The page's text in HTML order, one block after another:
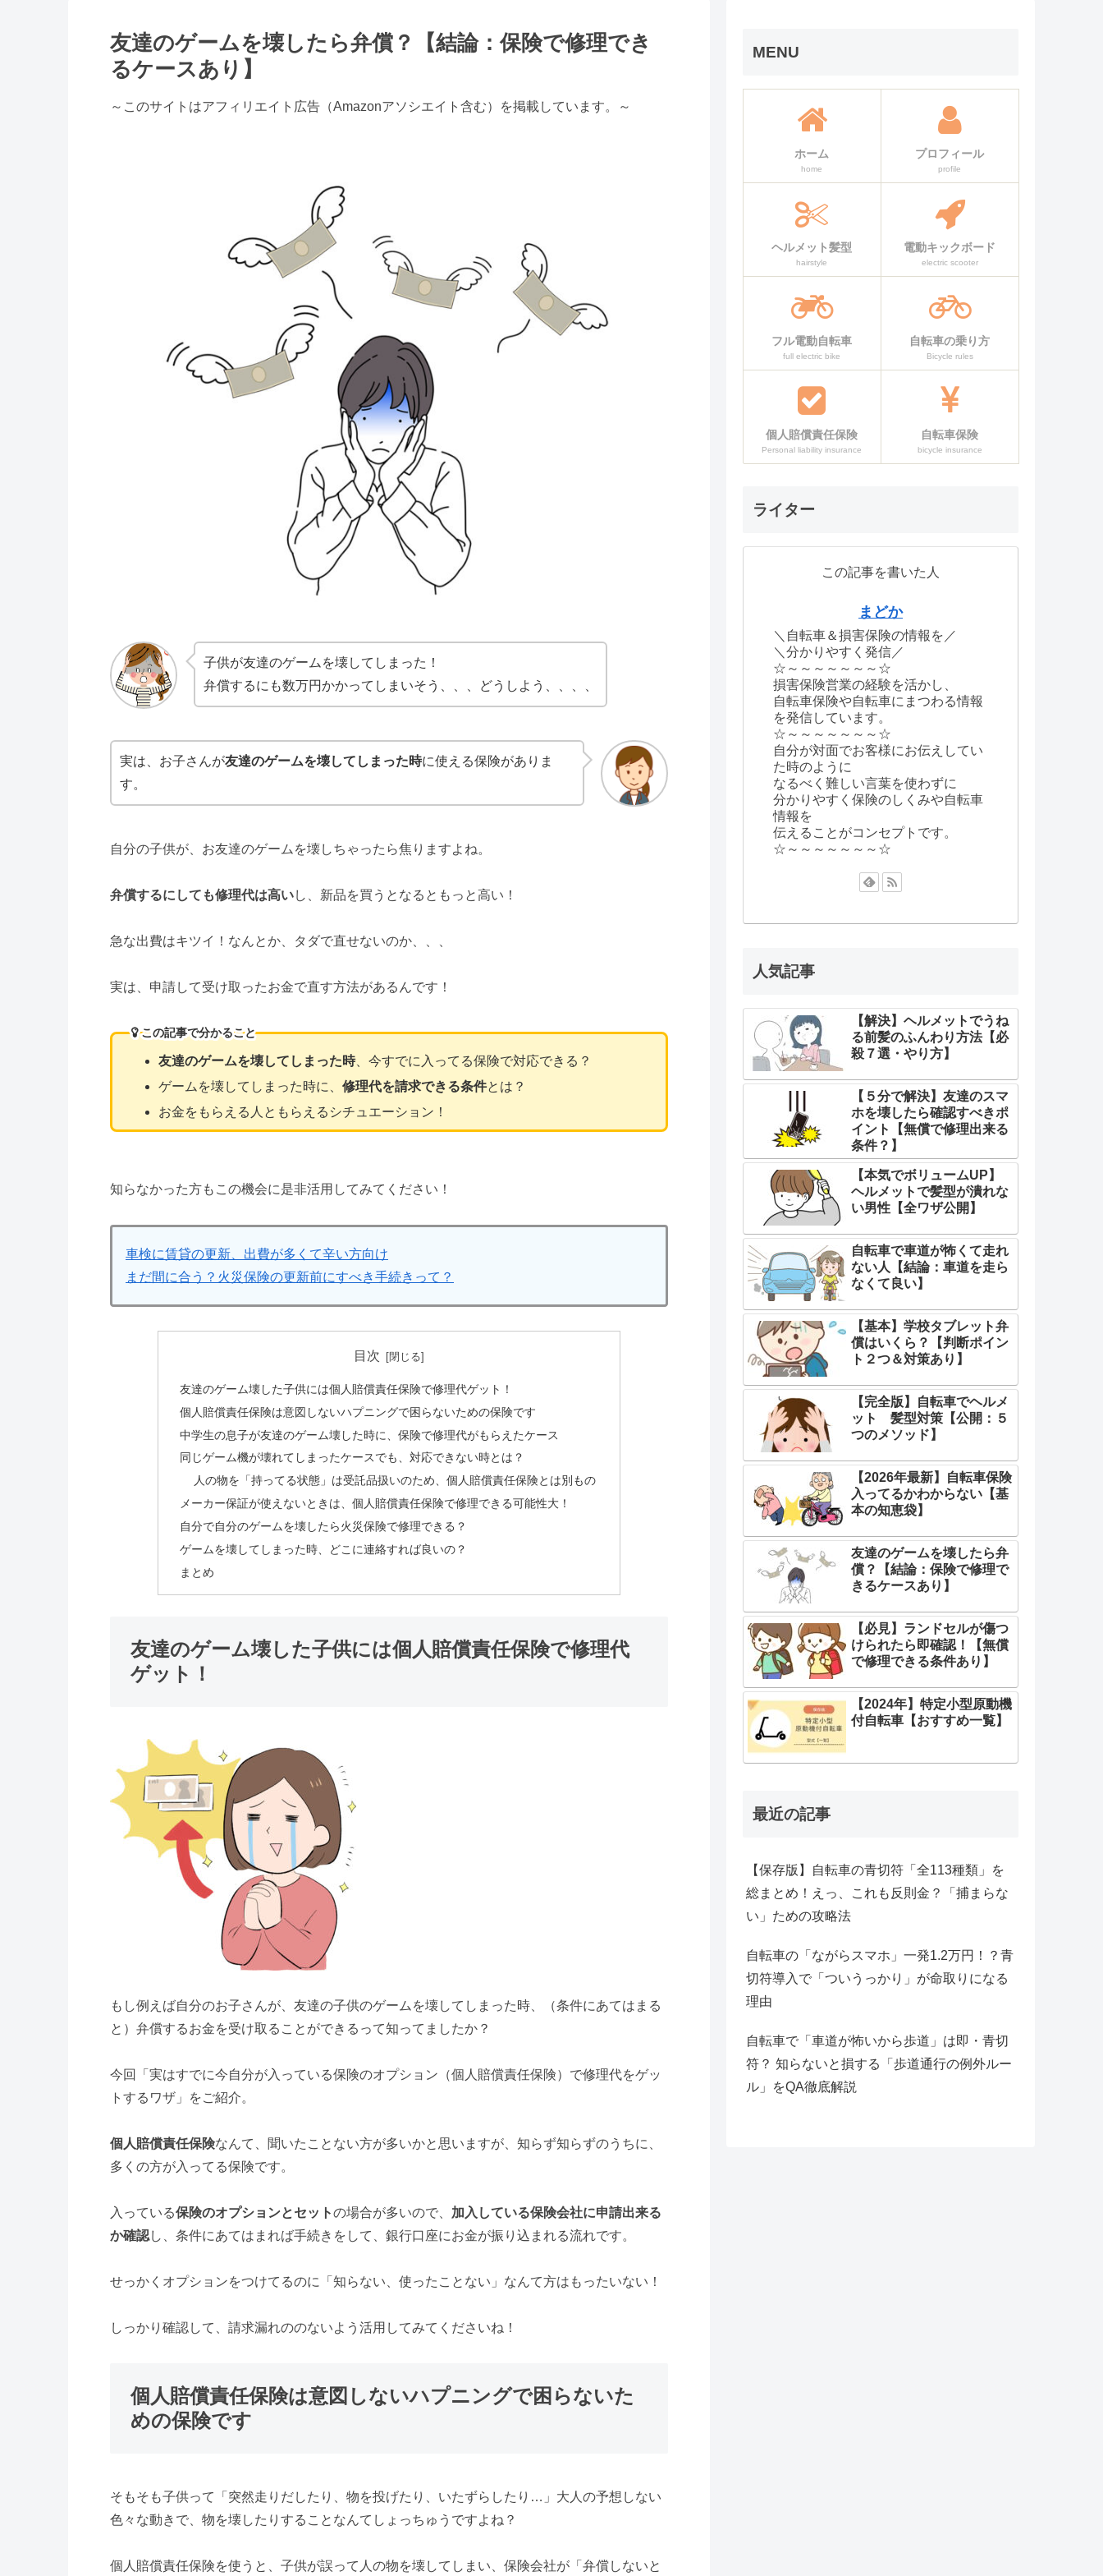
友達のゲームを壊したら弁償？【結論：保険で修理でき
るケースあり】
～このサイトはアフィリエイト広告（Amazonアソシエイト含む）を掲載しています。～
子供が友達のゲームを壊してしまった！
弁償するにも数万円かかってしまいそう、、、どうしよう、、、、
実は、お子さんが友達のゲームを壊してしまった時に使える保険がありま
す。
自分の子供が、お友達のゲームを壊しちゃったら焦りますよね。
弁償するにしても修理代は高いし、新品を買うとなるともっと高い！
急な出費はキツイ！なんとか、タダで直せないのか、、、
実は、申請して受け取ったお金で直す方法があるんです！
この記事で分かること
友達のゲームを壊してしまった時、今すでに入ってる保険で対応できる？
ゲームを壊してしまった時に、 修理代を請求できる条件とは？
お金をもらえる人ともらえるシチュエーション！
知らなかった方もこの機会に是非活用してみてください！
車検に賃貸の更新、出費が多くて辛い方向け
まだ間に合う？火災保険の更新前にすべき手続きって？
目次
友達のゲーム壊した子供には個人賠償責任保険で修理代ゲット！
個人賠償責任保険は意図しないハプニングで困らないための保険です
中学生の息子が友達のゲーム壊した時に、保険で修理代がもらえたケース
同じゲーム機が壊れてしまったケースでも、対応できない時とは？
人の物を「持ってる状態」は受託品扱いのため、個人賠償責任保険とは別もの
メーカー保証が使えないときは、個人賠償責任保険で修理できる可能性大！
自分で自分のゲームを壊したら火災保険で修理できる？
ゲームを壊してしまった時、どこに連絡すれば良いの？
まとめ
友達のゲーム壊した子供には個人賠償責任保険で修理代
ゲット！
もし例えば自分のお子さんが、友達の子供のゲームを壊してしまった時、（条件にあてはまる
と）弁償するお金を受け取ることができるって知ってましたか？
今回「実はすでに今自分が入っている保険のオプション（個人賠償責任保険）で修理代をゲッ
トするワザ」をご紹介。
個人賠償責任保険なんて、聞いたことない方が多いかと思いますが、知らず知らずのうちに、
多くの方が入ってる保険です。
入っている保険のオプションとセットの場合が多いので、 加入している保険会社に申請出来る
か確認し、条件にあてはまれば手続きをして、銀行口座にお金が振り込まれる流れです。
せっかくオプションをつけてるのに「知らない、使ったことない」なんて方はもったいない！
しっかり確認して、請求漏れののないよう活用してみてくださいね！
個人賠償責任保険は意図しないハプニングで困らないた
めの保険です
そもそも子供って「突然走りだしたり、物を投げたり、いたずらしたり…」大人の予想しない
色々な動きで、物を壊したりすることなんてしょっちゅうですよね？
個人賠償責任保険を使うと、子供が誤って人の物を壊してしまい、保険会社が「弁償しないと
MENU
ホーム
home
プロフィール
profile
ヘルメット髪型
hairstyle
電動キックボード
electric scooter
フル電動自転車
full electric bike
自転車の乗り方
Bicycle rules
個人賠償責任保険
Personal liability insurance
自転車保険
bicycle insurance
ライター
この記事を書いた人
まどか
＼自転車＆損害保険の情報を／
＼分かりやすく発信／
☆～～～～～～～☆
損害保険営業の経験を活かし、
自転車保険や自転車にまつわる情報
を発信しています。
☆～～～～～～～☆
自分が対面でお客様にお伝えしてい
た時のように
なるべく難しい言葉を使わずに
分かりやすく保険のしくみや自転車
情報を
伝えることがコンセプトです。
☆～～～～～～～☆
人気記事
【解決】ヘルメットでうね
る前髪のふんわり方法【必
殺７選・やり方】
【５分で解決】友達のスマ
ホを壊したら確認すべきポ
イント【無償で修理出来る
条件？】
【本気でボリュームUP】
ヘルメットで髪型が潰れな
い男性【全ワザ公開】
自転車で車道が怖くて走れ
ない人【結論：車道を走ら
なくて良い】
【基本】学校タブレット弁
償はいくら？【判断ポイン
ト２つ＆対策あり】
【完全版】自転車でヘルメ
ット 髪型対策【公開：５
つのメソッド】
【2026年最新】自転車保険
入ってるかわからない【基
本の知恵袋】
友達のゲームを壊したら弁
償？【結論：保険で修理で
きるケースあり】
【必見】ランドセルが傷つ
けられたら即確認！【無償
で修理できる条件あり】
【2024年】特定小型原動機
付自転車【おすすめ一覧】
最近の記事
【保存版】自転車の青切符「全113種類」を
総まとめ！えっ、これも反則金？「捕まらな
い」ための攻略法
自転車の「ながらスマホ」一発1.2万円！？青
切符導入で「ついうっかり」が命取りになる
理由
自転車で「車道が怖いから歩道」は即・青切
符？ 知らないと損する「歩道通行の例外ルー
ル」をQA徹底解説